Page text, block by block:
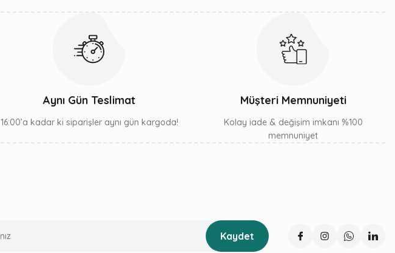
Aynı Gün Teslimat
16:00’a kadar ki siparişler aynı gün kargoda!
Müşteri Memnuniyeti
Kolay iade & değişim imkanı %100
memnuniyet
Kaydet